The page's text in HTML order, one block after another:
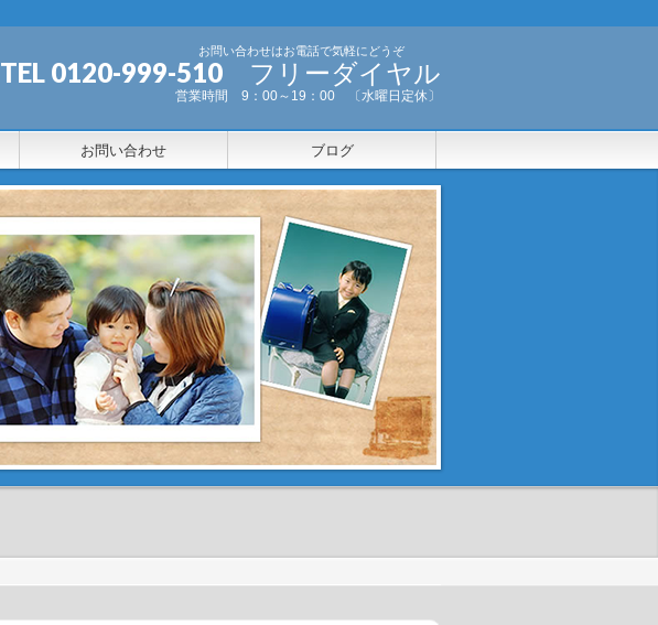
お問い合わせはお電話で気軽にどうぞ
TEL 0120-999-510 フリーダイヤル
営業時間 9：00～19：00 〔水曜日定休〕
お問い合わせ ブログ